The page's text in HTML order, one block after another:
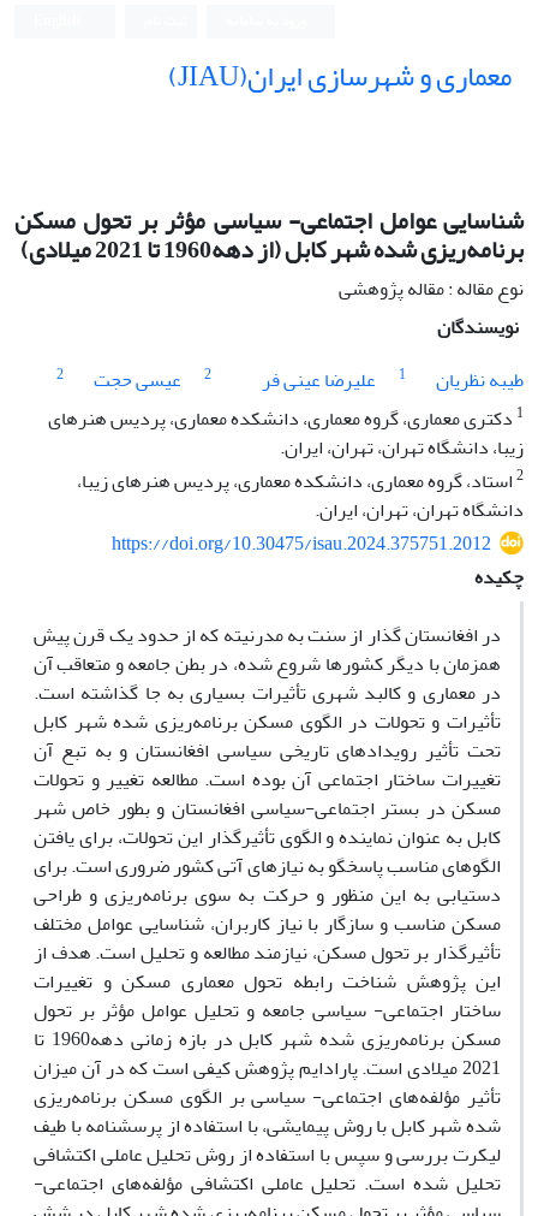
معماری و شهرسازی ایران(JIAU)
شناسایی عوامل اجتماعی- سیاسی مؤثر بر تحول مسکن
برنامه‌ریزی شده شهر کابل (از دهه1960 تا 2021 میلادی)
نوع مقاله : مقاله پژوهشی
نویسندگان
طیبه نظریان
1 علیرضا عینی فر 2 عیسی حجت
2
1 دکتری معماری، گروه معماری، دانشکده معماری، پردیس هنرهای
زیبا، دانشگاه تهران، تهران، ایران.
2استاد، گروه معماری، دانشکده معماری، پردیس هنرهای زیبا،
دانشگاه تهران، تهران، ایران.
https://doi.org/10.30475/isau.2024.375751.2012
چکیده
در افغانستان گذار از سنت به مدرنیته که از حدود یک قرن پیش
همزمان با دیگر کشورها شروع شده، در بطن جامعه و متعاقب آن
در معماری و کالبد شهری تأثیرات بسیاری به جا گذاشته است.
تأثیرات و تحولات در الگوی مسکن برنامه‌ریزی شده شهر کابل
تحت تأثیر رویدادهای تاریخی سیاسی افغانستان و به تبع آن
تغییرات ساختار اجتماعی آن بوده است. مطالعه تغییر و تحولات
مسکن در بستر اجتماعی-سیاسی افغانستان و بطور خاص شهر
کابل به عنوان نماینده و الگوی تأثیرگذار این تحولات، برای یافتن
الگوهای مناسب پاسخگو به نیازهای آتی کشور ضروری است. برای
دستیابی به این منظور و حرکت به سوی برنامه‌ریزی و طراحی
مسکن‌ مناسب و سازگار با نیاز کاربران، شناسایی عوامل مختلف
تأثیرگذار بر تحول مسکن، نیازمند مطالعه و تحلیل است. هدف از
این پژوهش شناخت رابطه تحول معماری مسکن و تغییرات
ساختار اجتماعی- سیاسی جامعه و تحلیل عوامل مؤثر بر تحول
مسکن برنامه‌‌ریزی شده شهر کابل در بازه زمانی دهه1960 تا
2021 میلادی است. پارادایم پژوهش کیفی است که در آن میزان
تأثیر مؤلفه‌های اجتماعی- سیاسی بر الگوی مسکن برنامه‌ریزی
شده شهر کابل با روش پیمایشی، با استفاده از پرسشنامه با طیف
لیکرت بررسی و سپس با استفاده از روش تحلیل عاملی اکتشافی
تحلیل شده است. تحلیل عاملی اکتشافی مؤلفه‌های اجتماعی-